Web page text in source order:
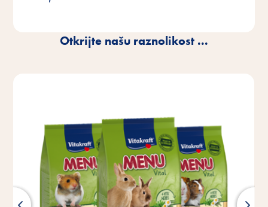
Otkrijte našu raznolikost ...